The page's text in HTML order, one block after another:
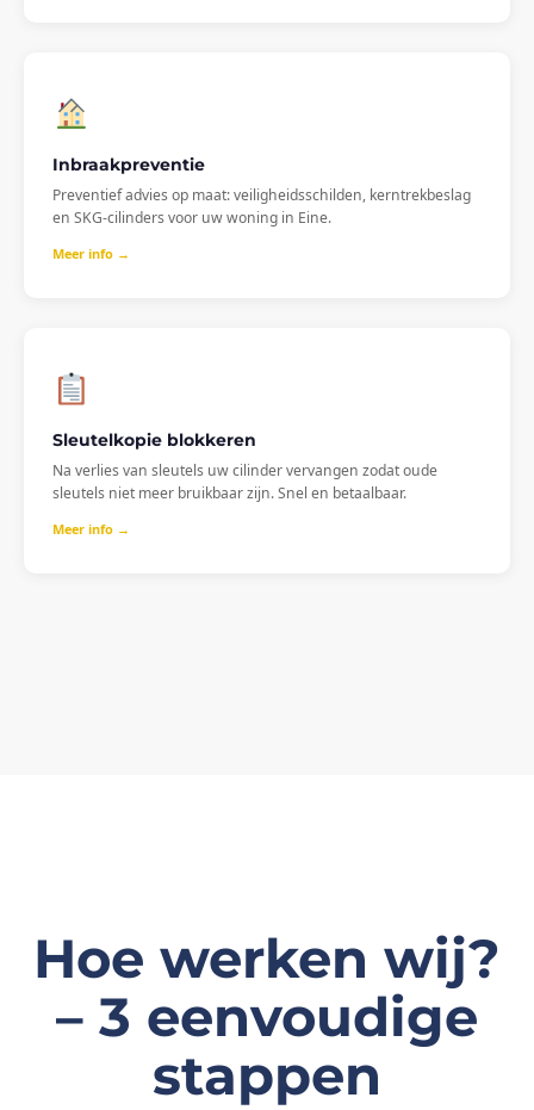
Inbraakpreventie
Preventief advies op maat: veiligheidsschilden, kerntrekbeslag
en SKG-cilinders voor uw woning in Eine.
Meer info →
Sleutelkopie blokkeren
Na verlies van sleutels uw cilinder vervangen zodat oude
sleutels niet meer bruikbaar zijn. Snel en betaalbaar.
Meer info →
Hoe werken wij?
– 3 eenvoudige
stappen